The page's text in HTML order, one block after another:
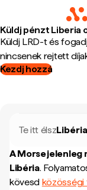
Küldj pénzt Liberia
Küldj LRD-t és
nincsenek rejtett
Kezdj hozzá
Te itt élszLibéria
A Morse jelenleg
Libéria.
kövesd közösségi